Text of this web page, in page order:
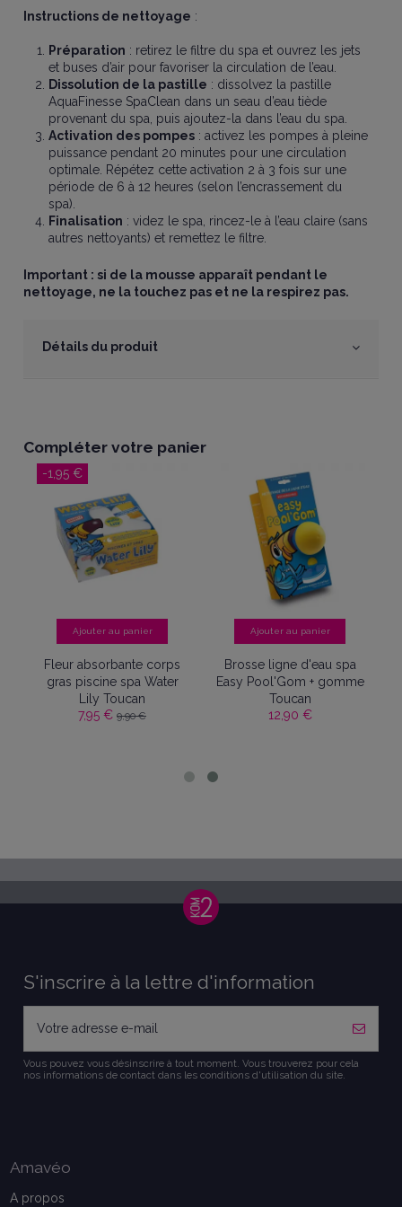
Instructions de nettoyage :
Préparation : retirez le filtre du spa et ouvrez les jets
et buses d’air pour favoriser la circulation de l’eau.
Dissolution de la pastille : dissolvez la pastille
AquaFinesse SpaClean dans un seau d’eau tiède
provenant du spa, puis ajoutez-la dans l’eau du spa.
Activation des pompes : activez les pompes à pleine
puissance pendant 20 minutes pour une circulation
optimale. Répétez cette activation 2 à 3 fois sur une
période de 6 à 12 heures (selon l’encrassement du
spa).
Finalisation : videz le spa, rincez-le à l’eau claire (sans
autres nettoyants) et remettez le filtre.
Important : si de la mousse apparaît pendant le
nettoyage, ne la touchez pas et ne la respirez pas.
Détails du produit
Compléter votre panier
-1,95 €
Ajouter au panier
Fleur absorbante corps
gras piscine spa Water
Lily Toucan
7,95 €9,90 €
Ajouter au panier
Brosse ligne d'eau spa
Easy Pool'Gom + gomme
Toucan
12,90 €
S'inscrire à la lettre d'information
Vous pouvez vous désinscrire à tout moment. Vous trouverez pour cela
nos informations de contact dans les conditions d'utilisation du site.
Amavéo
A propos